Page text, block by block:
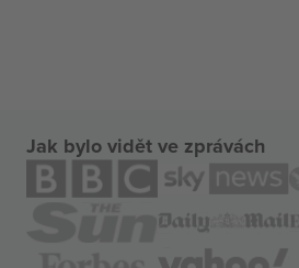
Jak bylo vidět ve zprávách